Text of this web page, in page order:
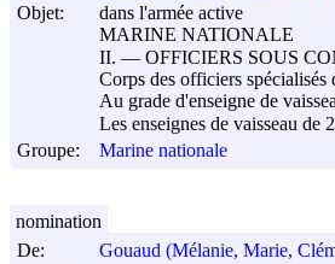
Objet:
dans l'armée active
MARINE NATIONALE
II. ― OFFICIERS SOUS
Corps des officiers spécialisés
Au grade d'enseigne de
Les enseignes de vaisseau de
Groupe:
Marine nationale
De:
Gouaud (Mélanie, Marie,
nomination